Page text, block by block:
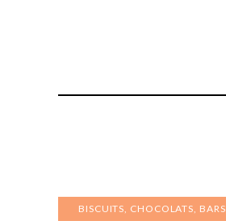
BISCUITS, CHOCOLATS, BARS